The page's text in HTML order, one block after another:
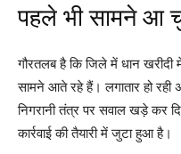
पहले भी सामने आ
गौरतलब है कि जिले में धान
सामने आते रहे हैं। लगातार हो रही
निगरानी तंत्र पर सवाल खड़े कर
कार्रवाई की तैयारी में जुटा हुआ है।